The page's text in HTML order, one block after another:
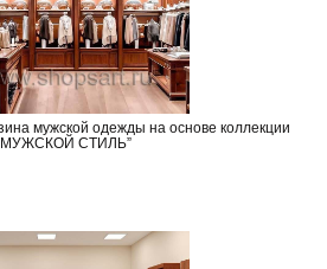
мужской одежды на основе коллекции
“МУЖСКОЙ СТИЛЬ”